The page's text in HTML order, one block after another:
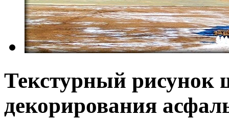
Текстурный рисунок
декорирования